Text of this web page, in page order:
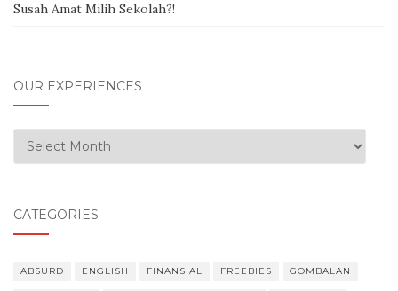
Susah Amat Milih Sekolah?!
OUR EXPERIENCES
Our Experiences
CATEGORIES
ABSURD ENGLISH FINANSIAL FREEBIES GOMBALAN